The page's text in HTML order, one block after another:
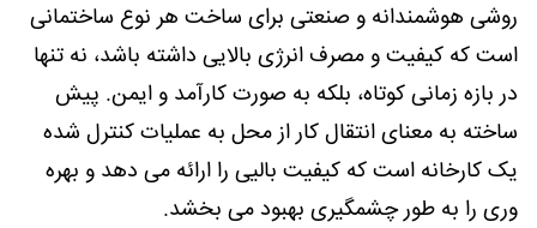
روشی هوشمندانه و صنعتی برای ساخت هر نوع ساختمانی
است که کیفیت و مصرف انرژی بالایی داشته باشد، نه تنها
در بازه زمانی کوتاه، بلکه به صورت کارآمد و ایمن. پیش
ساخته به معنای انتقال کار از محل به عملیات کنترل شده
یک کارخانه است که کیفیت بالیی را ارائه می دهد و بهره
وری را به طور چشمگیری بهبود می بخشد.